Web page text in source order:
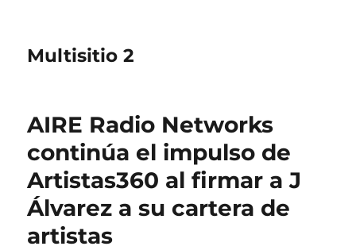
Multisitio 2
AIRE Radio Networks
continúa el impulso de
Artistas360 al firmar a J
Álvarez a su cartera de
artistas